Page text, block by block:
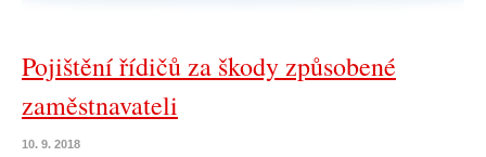
Pojištění řídičů za škody způsobené
zaměstnavateli
10. 9. 2018